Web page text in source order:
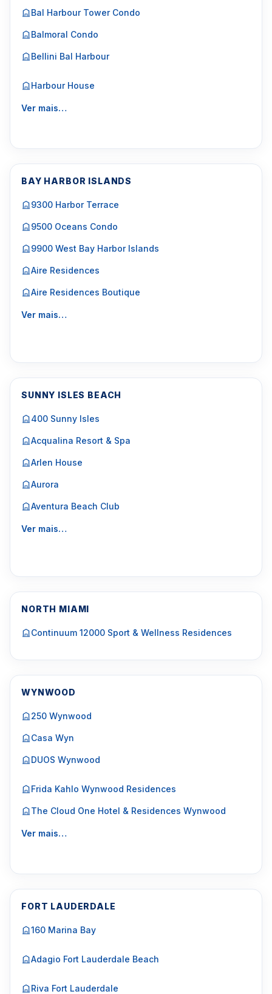
Bal Harbour Tower Condo
Balmoral Condo
Bellini Bal Harbour
Harbour House
Ver mais…
BAY HARBOR ISLANDS
9300 Harbor Terrace
9500 Oceans Condo
9900 West Bay Harbor Islands
Aire Residences
Aire Residences Boutique
Ver mais…
SUNNY ISLES BEACH
400 Sunny Isles
Acqualina Resort & Spa
Arlen House
Aurora
Aventura Beach Club
Ver mais…
NORTH MIAMI
Continuum 12000 Sport & Wellness Residences
WYNWOOD
250 Wynwood
Casa Wyn
DUOS Wynwood
Frida Kahlo Wynwood Residences
The Cloud One Hotel & Residences Wynwood
Ver mais…
FORT LAUDERDALE
160 Marina Bay
Adagio Fort Lauderdale Beach
Riva Fort Lauderdale